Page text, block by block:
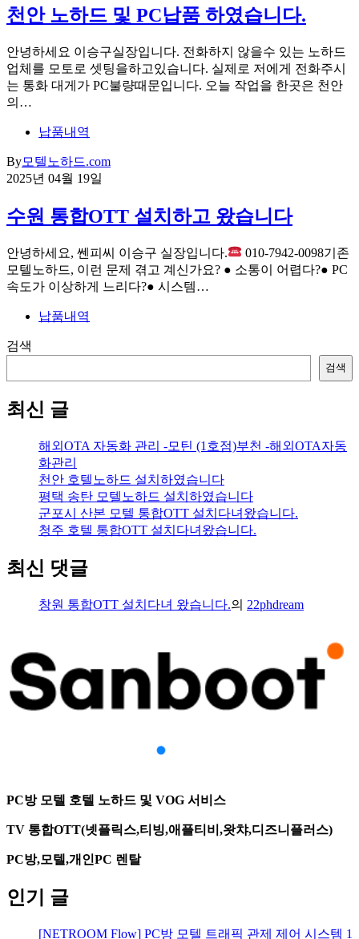
천안 노하드 및 PC납품 하였습니다.
안녕하세요 이승구실장입니다. 전화하지 않을수 있는 노하드
업체를 모토로 셋팅을하고있습니다. 실제로 저에게 전화주시
는 통화 대게가 PC불량때문입니다. 오늘 작업을 한곳은 천안
의…
납품내역
By모텔노하드.com
2025년 04월 19일
수원 통합OTT 설치하고 왔습니다
안녕하세요, 쎈피씨 이승구 실장입니다.
010-7942-0098기존
모텔노하드, 이런 문제 겪고 계신가요? ● 소통이 어렵다?● PC
속도가 이상하게 느리다?● 시스템…
납품내역
검색
검색
최신 글
해외OTA 자동화 관리 -모틴 (1호점)부천 -해외OTA자동
화관리
천안 호텔노하드 설치하였습니다
평택 송탄 모텔노하드 설치하였습니다
군포시 산본 모텔 통합OTT 설치다녀왔습니다.
청주 호텔 통합OTT 설치다녀왔습니다.
최신 댓글
창원 통합OTT 설치다녀 왔습니다.의 22phdream
PC방 모텔 호텔 노하드 및 VOG 서비스
TV 통합OTT(넷플릭스,티빙,애플티비,왓챠,디즈니플러스)
PC방,모텔,개인PC 렌탈
인기 글
[NETROOM Flow] PC방 모텔 트래픽 관제 제어 시스템 1